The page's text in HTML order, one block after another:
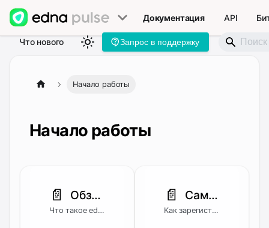
Документация API
Что нового Запрос в поддержку
Начало работы
Начало работы
📄️ Обзор edna Pulse
Что такое edna Pulse и какие задачи решает платформа коммуникаций.
📄️ Самостоятельная регистрация
Как зарегистрироваться в edna Pulse самостоятельно — заполнить анкету, подтвердить данные и получить доступ в личный кабинет.